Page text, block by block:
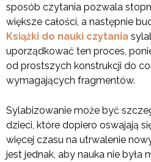
sposób czytania pozwala
większe całości, a następnie
Książki do nauki czytania
uporządkować ten proces,
od prostszych konstrukcji do
wymagających fragmentów.
Sylabizowanie może być
dzieci, które dopiero oswajają
więcej czasu na utrwalenie
jest jednak, aby nauka nie była